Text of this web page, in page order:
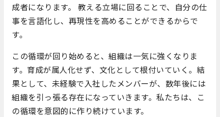
成者になります。 教える立場に回ることで、自分の仕
事を言語化し、再現性を高めることができるからで
す。
この循環が回り始めると、組織は一気に強くなりま
す。育成が属人化せず、文化として根付いていく。結
果として、未経験で入社したメンバーが、数年後には
組織を引っ張る存在になっていきます。私たちは、こ
の循環を意図的に作り続けています。